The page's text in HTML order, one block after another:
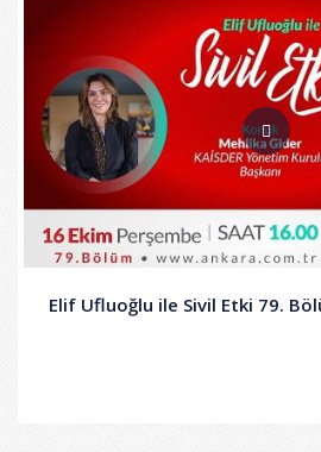
Elif Ufluoğlu ile Sivil Etki 79.